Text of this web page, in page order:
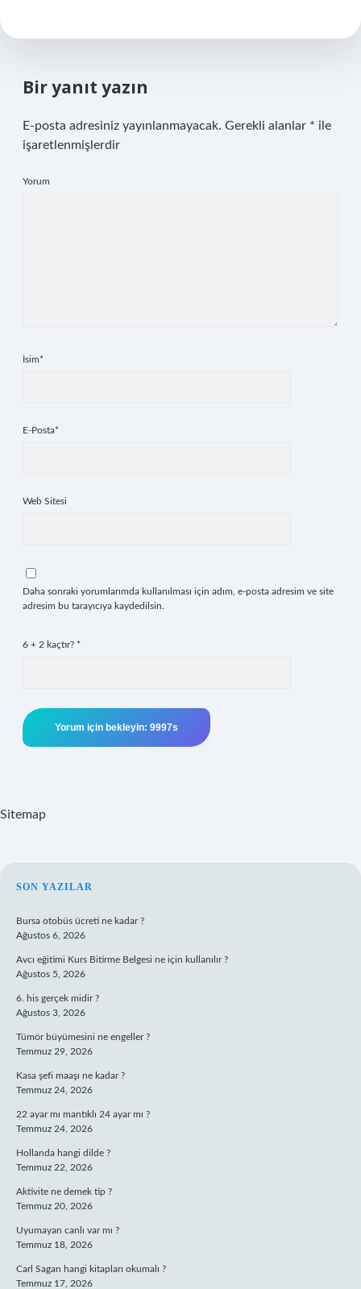
Bir yanıt yazın
E-posta adresiniz yayınlanmayacak. Gerekli alanlar * ile
işaretlenmişlerdir
Yorum
İsim*
E-Posta*
Web Sitesi
Daha sonraki yorumlarımda kullanılması için adım, e-posta adresim ve site
adresim bu tarayıcıya kaydedilsin.
6 + 2 kaçtır? *
Sitemap
SIDEBAR
SON YAZILAR
Bursa otobüs ücreti ne kadar ?
Ağustos 6, 2026
Avcı eğitimi Kurs Bitirme Belgesi ne için kullanılır ?
Ağustos 5, 2026
6. his gerçek midir ?
Ağustos 3, 2026
Tümör büyümesini ne engeller ?
Temmuz 29, 2026
Kasa şefi maaşı ne kadar ?
Temmuz 24, 2026
22 ayar mı mantıklı 24 ayar mı ?
Temmuz 24, 2026
Hollanda hangi dilde ?
Temmuz 22, 2026
Aktivite ne demek tip ?
Temmuz 20, 2026
Uyumayan canlı var mı ?
Temmuz 18, 2026
Carl Sagan hangi kitapları okumalı ?
Temmuz 17, 2026